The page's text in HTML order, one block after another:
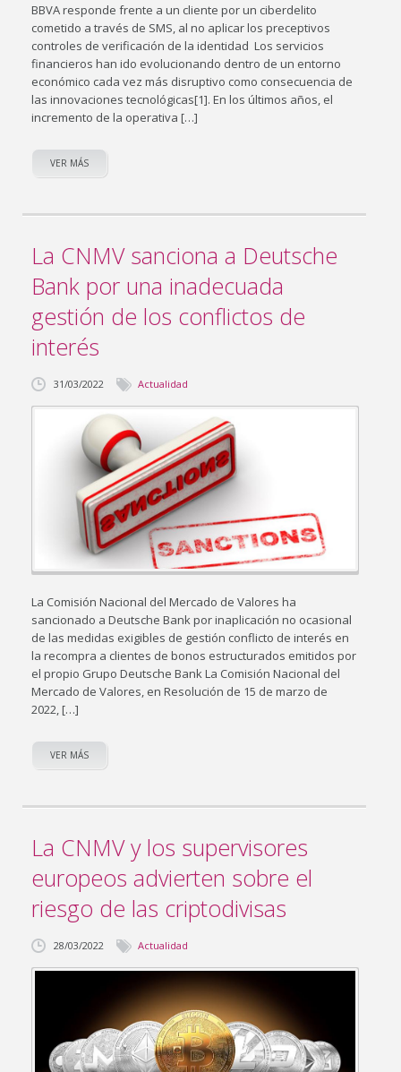
BBVA responde frente a un cliente por un ciberdelito
cometido a través de SMS, al no aplicar los preceptivos
controles de verificación de la identidad Los servicios
financieros han ido evolucionando dentro de un entorno
económico cada vez más disruptivo como consecuencia de
las innovaciones tecnológicas[1]. En los últimos años, el
incremento de la operativa […]
VER MÁS
La CNMV sanciona a Deutsche
Bank por una inadecuada
gestión de los conflictos de
interés
31/03/2022 Actualidad
La Comisión Nacional del Mercado de Valores ha
sancionado a Deutsche Bank por inaplicación no ocasional
de las medidas exigibles de gestión conflicto de interés en
la recompra a clientes de bonos estructurados emitidos por
el propio Grupo Deutsche Bank La Comisión Nacional del
Mercado de Valores, en Resolución de 15 de marzo de
2022, […]
VER MÁS
La CNMV y los supervisores
europeos advierten sobre el
riesgo de las criptodivisas
28/03/2022 Actualidad